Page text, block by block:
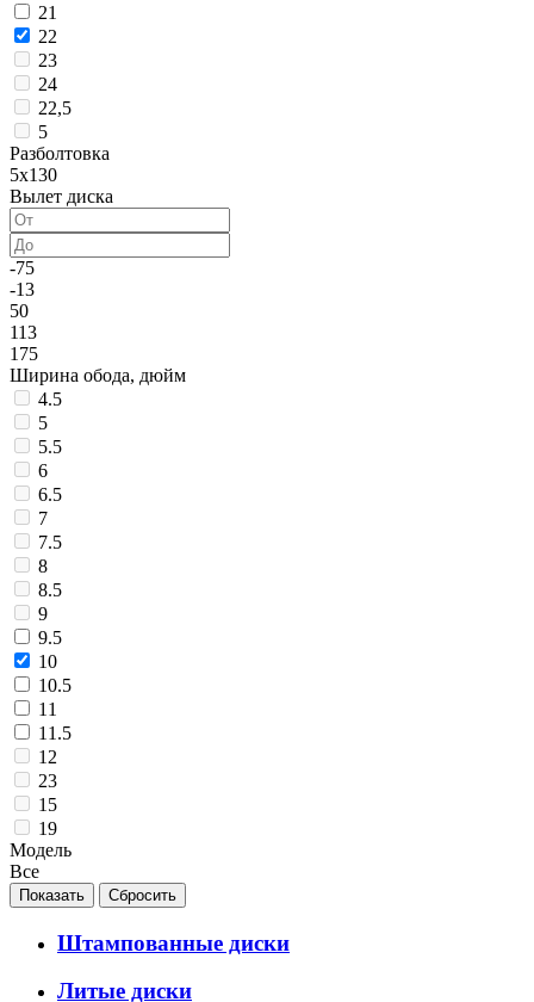
21
22
23
24
22,5
5
Разболтовка
5x130
Вылет диска
-75
-13
50
113
175
Ширина обода, дюйм
4.5
5
5.5
6
6.5
7
7.5
8
8.5
9
9.5
10
10.5
11
11.5
12
23
15
19
Модель
Все
Штампованные диски
Литые диски